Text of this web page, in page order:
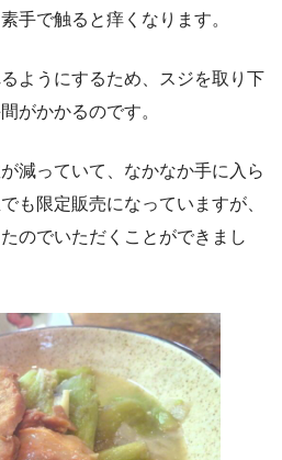
手で触ると痒くなります。
ようにするため、スジを取り下
がかかるのです。
減っていて、なかなか手に入ら
も限定販売になっていますが、
のでいただくことができまし